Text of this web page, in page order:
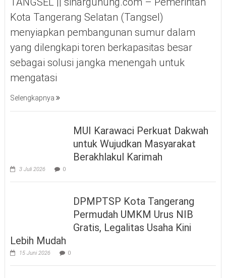
Kota Tangerang Selatan (Tangsel)
menyiapkan pembangunan sumur dalam
yang dilengkapi toren berkapasitas besar
sebagai solusi jangka menengah untuk
mengatasi
Selengkapnya
MUI Karawaci Perkuat Dakwah
untuk Wujudkan Masyarakat
Berakhlakul Karimah
3 Juli 2026 0
DPMPTSP Kota Tangerang
Permudah UMKM Urus NIB
Gratis, Legalitas Usaha Kini
Lebih Mudah
15 Juni 2026 0